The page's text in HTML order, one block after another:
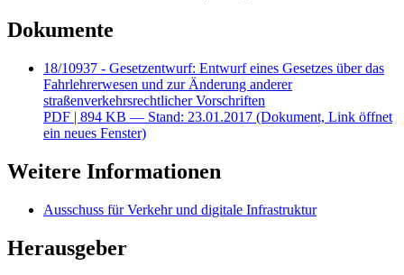
Dokumente
18/10937 - Gesetzentwurf: Entwurf eines Gesetzes über das
Fahrlehrerwesen und zur Änderung anderer
straßenverkehrsrechtlicher Vorschriften
PDF | 894 KB — Stand: 23.01.2017 (Dokument, Link öffnet
ein neues Fenster)
Weitere Informationen
Ausschuss für Verkehr und digitale Infrastruktur
Herausgeber